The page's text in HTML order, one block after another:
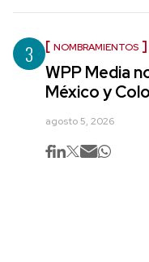
3 NOMBRAMIENTOS
WPP Media
México y
agosto 5, 2026